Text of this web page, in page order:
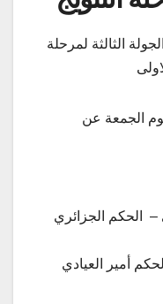
الثالثة لمرحلة
الجمعة عن
– الحكم الجزائري
أمير العيادي